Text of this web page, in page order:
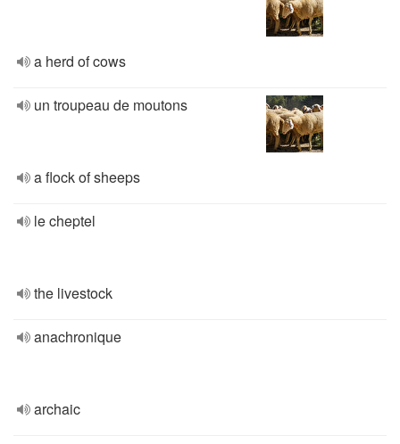
a herd of cows
un troupeau de moutons
a flock of sheeps
le cheptel
the livestock
anachronique
archaic